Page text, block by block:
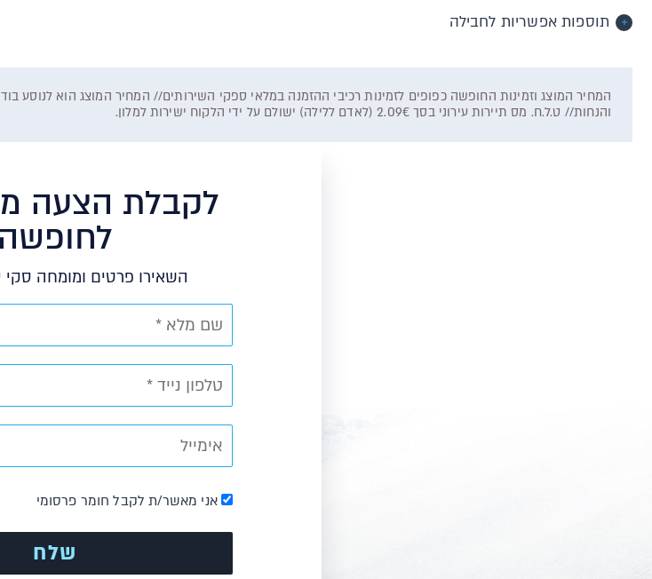
תוספות אפשריות לחבילה
והנחות// ט.ל.ח. מס תיירות עירוני בסך 2.09€ (לאדם ללילה) ישולם על ידי הלקוח ישירות למלון.
לקבלת הצעה
לחופשה
השאירו פרטים ומומחה סקי
אני מאשר/ת לקבל חומר פרסומי